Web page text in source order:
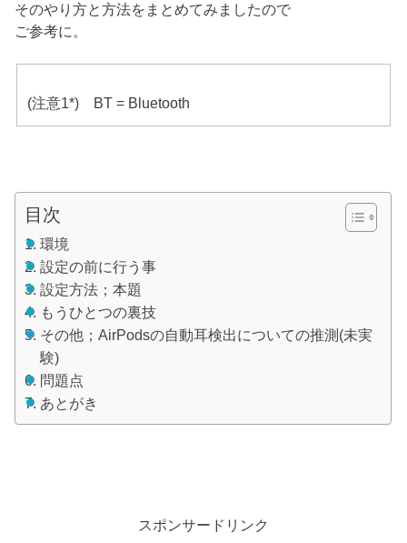
そのやり方と方法をまとめてみましたので
ご参考に。
(注意1*) BT = Bluetooth
目次
環境
設定の前に行う事
設定方法；本題
もうひとつの裏技
その他；AirPodsの自動耳検出についての推測(未実
験)
問題点
あとがき
スポンサードリンク